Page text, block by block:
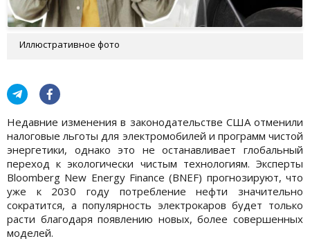
Иллюстративное фото
Недавние изменения в законодательстве США отменили
налоговые льготы для электромобилей и программ чистой
энергетики, однако это не останавливает глобальный
переход к экологически чистым технологиям. Эксперты
Bloomberg New Energy Finance (BNEF) прогнозируют, что
уже к 2030 году потребление нефти значительно
сократится, а популярность электрокаров будет только
расти благодаря появлению новых, более совершенных
моделей.